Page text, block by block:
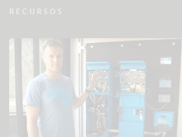
VRM - Preguntas frecuentes
Consulte la base de
comunidad
RECURSOS